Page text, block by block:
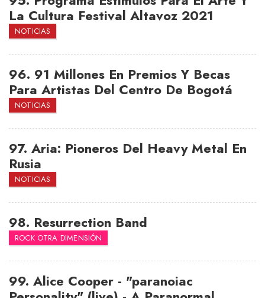
La Cultura Festival Altavoz 2021
NOTICIAS
96. 91 Millones En Premios Y Becas
Para Artistas Del Centro De Bogotá
NOTICIAS
97. Aria: Pioneros Del Heavy Metal En
Rusia
NOTICIAS
98. Resurrection Band
ROCK OTRA DIMENSIÓN
99. Alice Cooper - "paranoiac